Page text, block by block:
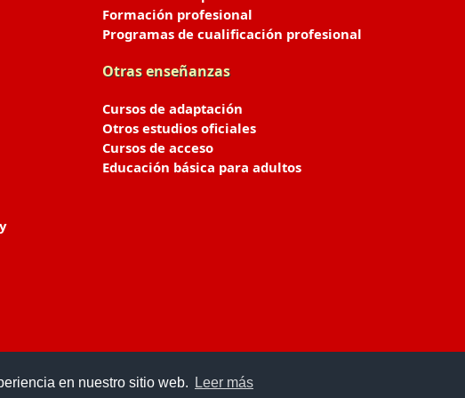
en nuestro sitio web. Leer más
Formación profesional
Programas de cualificación profesional
Otras enseñanzas
Cursos de adaptación
Otros estudios oficiales
Cursos de acceso
Educación básica para adultos